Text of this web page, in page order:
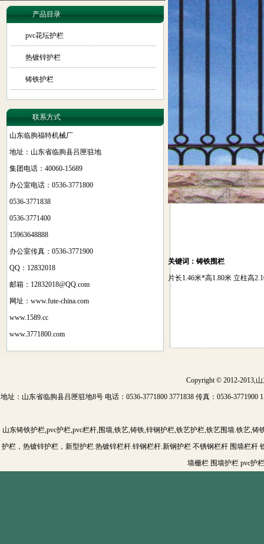
产品目录
pvc花坛护栏
热镀锌护栏
铸铁护栏
联系方式
山东临朐福特机械厂
地址：山东省临朐县吕匣驻地
集团电话：40060-15689
办公室电话：0536-3771800
0536-3771838
0536-3771400
15963648888
办公室传真：0536-3771900
QQ：12832018
邮箱： 12832018@QQ.com
网址：www.fute-china.com
www.1589.cc
www.3771800.com
关键词：铸铁围栏
片长1.46米*高1.80米 立柱高
Copyright © 2012-2013,
地址：山东省临朐县吕匣驻地8号 电话：0536-3771800 3771838 传真：0536-3771900
山东铸铁护栏,pvc护栏,pvc栏杆,围墙,铁艺,铸铁,锌钢护栏,铁艺护栏,铁艺围墙.铁艺,
护栏，热镀锌护栏，新型护栏.热镀锌栏杆.锌钢栏杆.新钢护栏 不锈钢栏杆 围墙栏
墙栅栏 围墙护栏 pvc护